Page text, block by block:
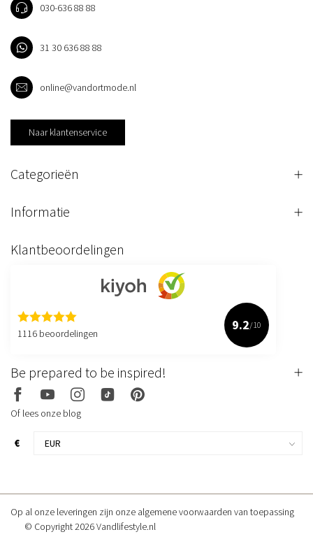
030-636 88 88
31 30 636 88 88
online@vandortmode.nl
Naar klantenservice
Categorieën
Informatie
Klantbeoordelingen
1116 beoordelingen
9.2/10
Be prepared to be inspired!
Of lees onze blog
€
Op al onze leveringen zijn onze algemene voorwaarden van toepassing
© Copyright 2026 Vandlifestyle.nl